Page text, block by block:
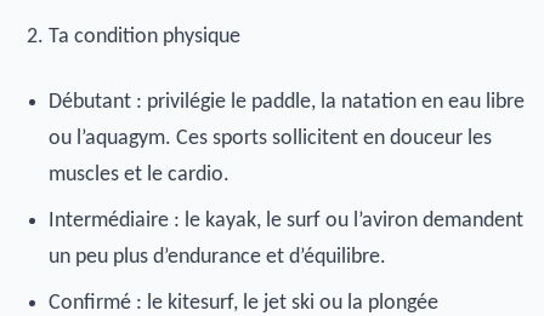
Ta condition physique
Débutant : privilégie le paddle, la natation en eau libre
ou l’aquagym. Ces sports sollicitent en douceur les
muscles et le cardio.
Intermédiaire : le kayak, le surf ou l’aviron demandent
un peu plus d’endurance et d’équilibre.
Confirmé : le kitesurf, le jet ski ou la plongée